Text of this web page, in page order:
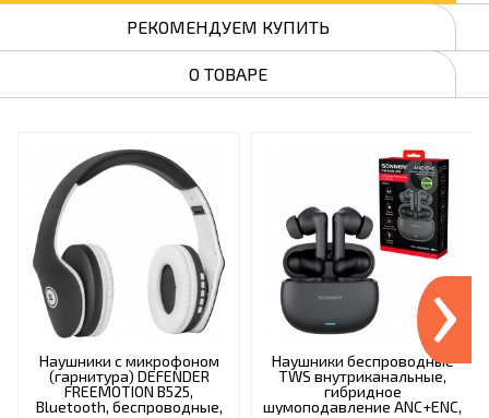
РЕКОМЕНДУЕМ КУПИТЬ
О ТОВАРЕ
Наушники с микрофоном
(гарнитура) DEFENDER
FREEMOTION B525,
Bluetooth, беспроводные,
Наушники беспроводные
TWS внутриканальные,
гибридное
шумоподавление ANC+ENC,
›